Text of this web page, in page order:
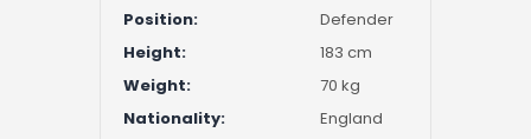
Position:
Defender
Height:
183 cm
Weight:
70 kg
Nationality:
England